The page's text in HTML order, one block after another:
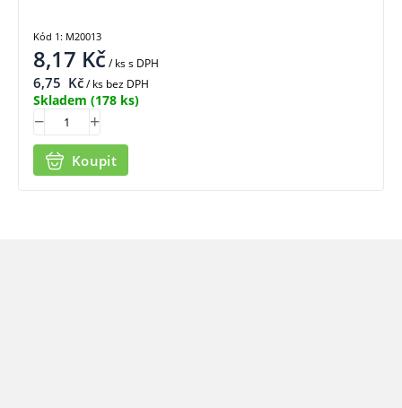
8,17 Kč/ kss DPH
6,75 Kč/ ks bez DPH
Skladem (178 ks)
Koupit
Kód 1: M20013